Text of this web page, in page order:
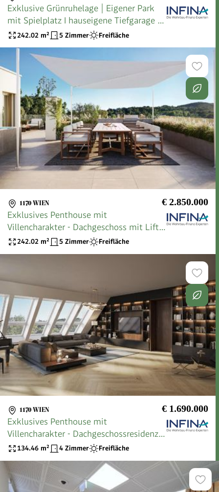
Exklusive Grünruhelage | Eigener Park
mit Spielplatz I hauseigene Tiefgarage |
Direktverbindung zur Hauptuniversität I
242.02 m² 5 Zimmer Freifläche
1170 WIEN € 2.850.000
Exklusives Penthouse mit
Villencharakter - Dachgeschoss mit Lift
bis auf die private Dachterrasse
242.02 m² 5 Zimmer Freifläche
1170 WIEN € 1.690.000
Exklusives Penthouse mit
Villencharakter - Dachgeschossresidenz
mit Lift bis auf die private Dachterrasse
134.46 m² 4 Zimmer Freifläche